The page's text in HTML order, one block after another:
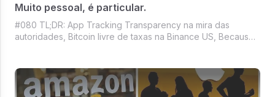
Muito pessoal, é particular.
#080 TL;DR: App Tracking Transparency na mira das
autoridades, Bitcoin livre de taxas na Binance US, Because
Crypto segurando o fôlego e ma